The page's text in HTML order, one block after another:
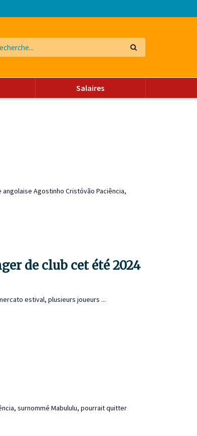
Salaires
Agostinho Cristóvão Paciência,
de club cet été 2024
estival, plusieurs joueurs ...
surnommé Mabululu, pourrait quitter